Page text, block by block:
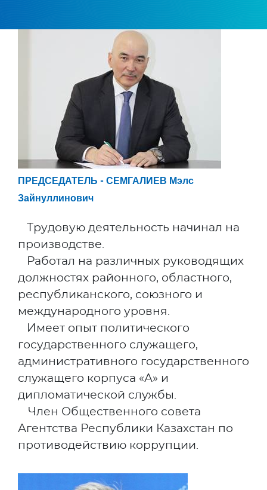
ПРЕДСЕДАТЕЛЬ - СЕМГАЛИЕВ Мэлс
Зайнуллинович
Трудовую деятельность начинал на
производстве.
Работал на различных руководящих
должностях районного, областного,
республиканского, союзного и
международного уровня.
Имеет опыт политического
государственного служащего,
административного государственного
служащего корпуса «А» и
дипломатической службы.
Член Общественного совета
Агентства Республики Казахстан по
противодействию коррупции.